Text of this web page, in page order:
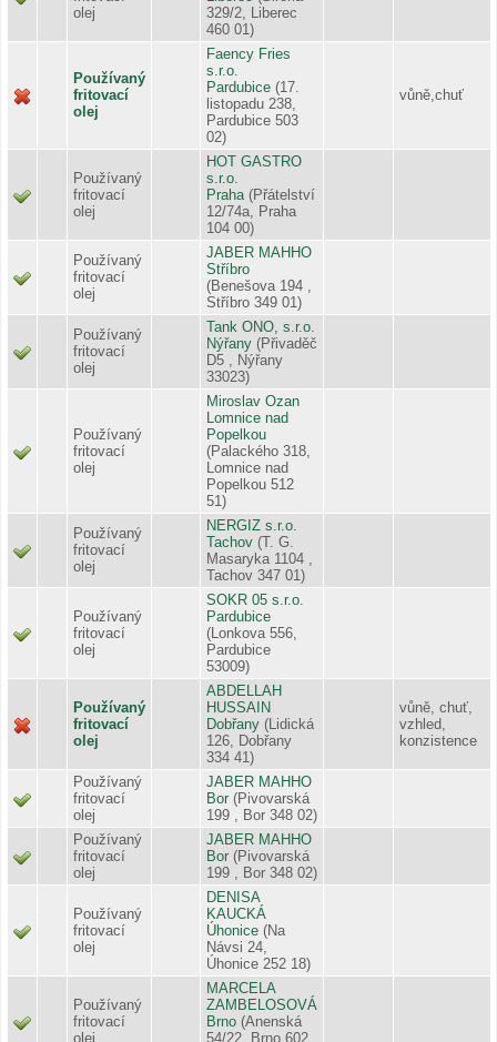
olej
329/2, Liberec
460 01)
Používaný
fritovací
olej
Faency Fries
s.r.o.
Pardubice (17.
listopadu 238,
Pardubice 503
02)
vůně,chuť
Používaný
fritovací
olej
HOT GASTRO
s.r.o.
Praha (Přátelství
12/74a, Praha
104 00)
Používaný
fritovací
olej
JABER MAHHO
Stříbro
(Benešova 194 ,
Stříbro 349 01)
Používaný
fritovací
olej
Tank ONO, s.r.o.
Nýřany (Přivaděč
D5 , Nýřany
33023)
Používaný
fritovací
olej
Miroslav Ozan
Lomnice nad
Popelkou
(Palackého 318,
Lomnice nad
Popelkou 512
51)
Používaný
fritovací
olej
NERGIZ s.r.o.
Tachov (T. G.
Masaryka 1104 ,
Tachov 347 01)
Používaný
fritovací
olej
SOKR 05 s.r.o.
Pardubice
(Lonkova 556,
Pardubice
53009)
Používaný
fritovací
olej
ABDELLAH
HUSSAIN
Dobřany (Lidická
126, Dobřany
334 41)
vůně, chuť,
vzhled,
konzistence
Používaný
fritovací
olej
JABER MAHHO
Bor (Pivovarská
199 , Bor 348 02)
Používaný
fritovací
olej
JABER MAHHO
Bor (Pivovarská
199 , Bor 348 02)
Používaný
fritovací
olej
DENISA
KAUCKÁ
Úhonice (Na
Návsi 24,
Úhonice 252 18)
Používaný
fritovací
olej
MARCELA
ZAMBELOSOVÁ
Brno (Anenská
54/22, Brno 602